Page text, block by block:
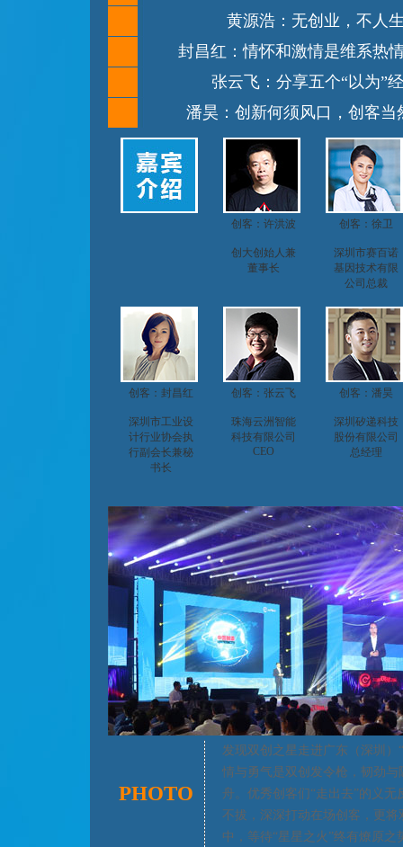
黄源浩：无创业，不人
封昌红：情怀和激情是维系热
张云飞：分享五个“以为”
潘昊：创新何须风口，创客当
创客：许洪波
创大创始人兼
董事长
创客：徐卫
深圳市赛百诺
基因技术有限
公司总裁
创客：封昌红
深圳市工业设
计行业协会执
行副会长兼秘
书长
创客：张云飞
珠海云洲智能
科技有限公司
CEO
创客：潘昊
深圳矽递科技
股份有限公司
总经理
PHOTO
发现双创之星走进广东（深圳）
情与勇气是双创发令枪，韧劲与
舟。优秀创客们“走出去”的义无
不拔，深深打动在场创客，更将
中，等待“星星之火”终有燎原之